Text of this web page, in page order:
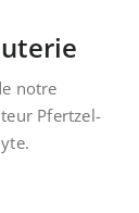
notre
Pfertzel-